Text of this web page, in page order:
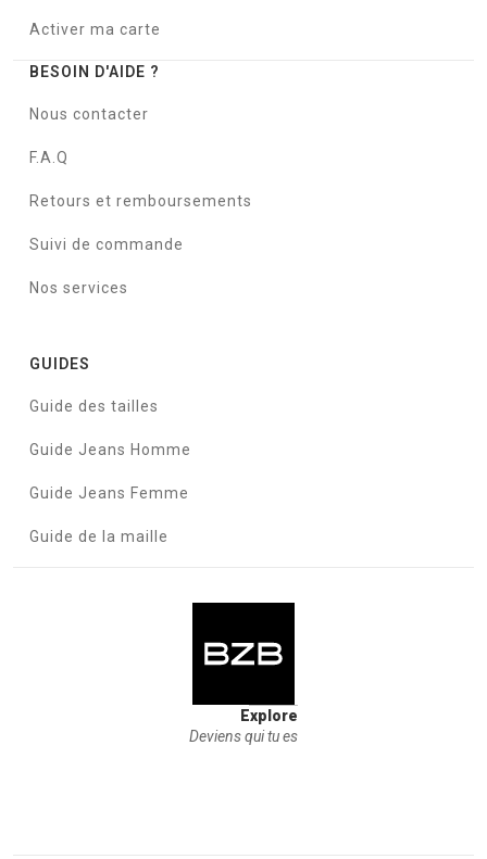
Activer ma carte
BESOIN D'AIDE ?
Nous contacter
F.A.Q
Retours et remboursements
Suivi de commande
Nos services
GUIDES
Guide des tailles
Guide Jeans Homme
Guide Jeans Femme
Guide de la maille
Explore
Deviens qui tu es